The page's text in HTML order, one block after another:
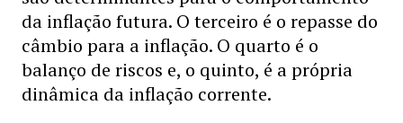
da inflação futura. O terceiro é o repasse do
câmbio para a inflação. O quarto é o
balanço de riscos e, o quinto, é a própria
dinâmica da inflação corrente.